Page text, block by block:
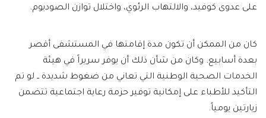
على عدوى كوفيد، والالتهاب الرئوي، واختلال توازن الصوديوم.
كان من الممكن أن تكون مدة إقامتها في المستشفى أقصر
بعدة أسابيع. وكان من شأن ذلك أن يوفر سريراً في هيئة
الخدمات الصحية الوطنية التي تعاني من ضغوط شديدة ــ لو تم
التأكيد للأطباء على إمكانية توفير حزمة رعاية اجتماعية تتضمن
زيارتين يومياً.